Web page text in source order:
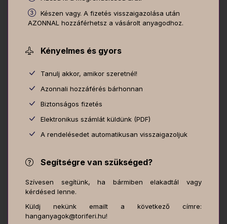
Készen vagy. A fizetés visszaigazolása után
AZONNAL hozzáférhetsz a vásárolt anyagodhoz.
Kényelmes és gyors
Tanulj akkor, amikor szeretnél!
Azonnali hozzáférés bárhonnan
Biztonságos fizetés
Elektronikus számlát küldünk (PDF)
A rendelésedet automatikusan visszaigazoljuk
Segítségre van szükséged?
Szívesen segítünk, ha bármiben elakadtál vagy
kérdésed lenne.
Küldj nekünk emailt a következő címre:
hanganyagok@toriferi.hu!